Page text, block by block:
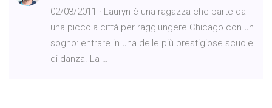
02/03/2011 · Lauryn è una ragazza che parte da
una piccola città per raggiungere Chicago con un
sogno: entrare in una delle più prestigiose scuole
di danza. La …